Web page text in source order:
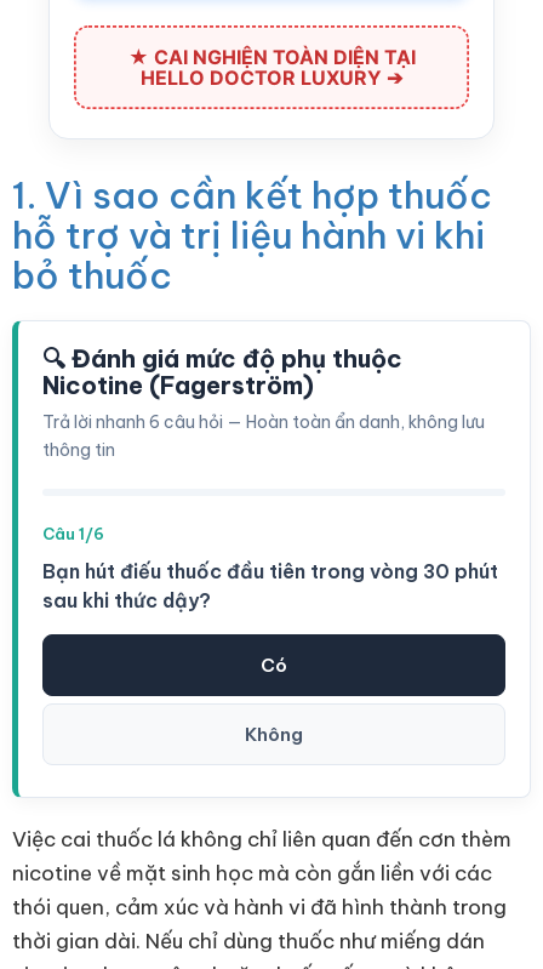
★ CAI NGHIỆN TOÀN DIỆN TẠI
HELLO DOCTOR LUXURY ➔
1. Vì sao cần kết hợp thuốc
hỗ trợ và trị liệu hành vi khi
bỏ thuốc
🔍 Đánh giá mức độ phụ thuộc
Nicotine (Fagerström)
Trả lời nhanh 6 câu hỏi — Hoàn toàn ẩn danh, không lưu
thông tin
Câu 1/6
Bạn hút điếu thuốc đầu tiên trong vòng 30 phút
sau khi thức dậy?
Có
Không
Việc cai thuốc lá không chỉ liên quan đến cơn thèm
nicotine về mặt sinh học mà còn gắn liền với các
thói quen, cảm xúc và hành vi đã hình thành trong
thời gian dài. Nếu chỉ dùng thuốc như miếng dán